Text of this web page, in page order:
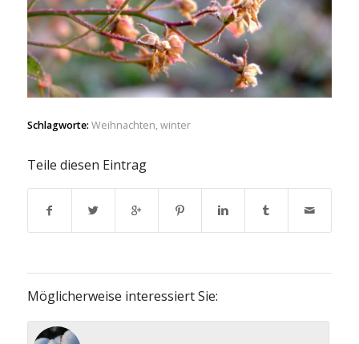
Schlagworte: Weihnachten, winter
Teile diesen Eintrag
Möglicherweise interessiert Sie: